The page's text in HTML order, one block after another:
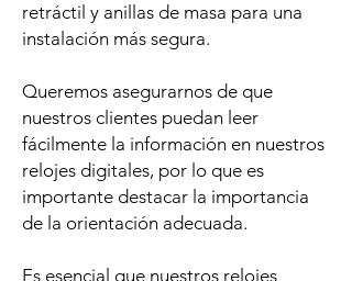
retráctil y anillas de masa para una
instalación más segura.
Queremos asegurarnos de que
nuestros clientes puedan leer
fácilmente la información en nuestros
relojes digitales, por lo que es
importante destacar la importancia
de la orientación adecuada.
Es esencial que nuestros relojes